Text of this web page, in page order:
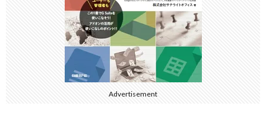
Advertisement